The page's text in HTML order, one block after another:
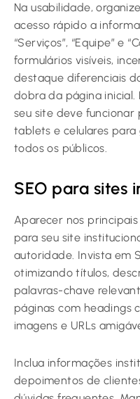
Na usabilidade,
acesso rápido a
“Serviços”, “Equipe” e
formulários visíveis,
destaque diferenciais
dobra da página inicial.
seu site deve
tablets e celulares
todos os públicos.
SEO para sites
Aparecer nos
para seu site
autoridade. Invista em
otimizando títulos,
palavras-chave
páginas com headings
imagens e URLs
Inclua informações
depoimentos de